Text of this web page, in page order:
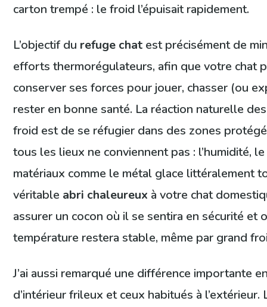
carton trempé : le froid l’épuisait rapidement.
L’objectif du refuge chat est précisément de
efforts thermorégulateurs, afin que votre chat
conserver ses forces pour jouer, chasser (ou
rester en bonne santé. La réaction naturelle
froid est de se réfugier dans des zones
tous les lieux ne conviennent pas : l’humidité,
matériaux comme le métal glace littéralement
véritable abri chaleureux à votre chat
assurer un cocon où il se sentira en sécurité et
température restera stable, même par grand
J’ai aussi remarqué une différence importante
d’intérieur frileux et ceux habitués à l’extérieur.